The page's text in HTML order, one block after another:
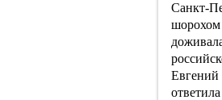
Санкт-
Евгений